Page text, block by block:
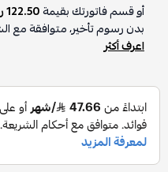
أو قسم فاتورتك بقيمة122.50 ر.س
بدون رسوم تأخير، متوافقة مع
اعرف أكثر